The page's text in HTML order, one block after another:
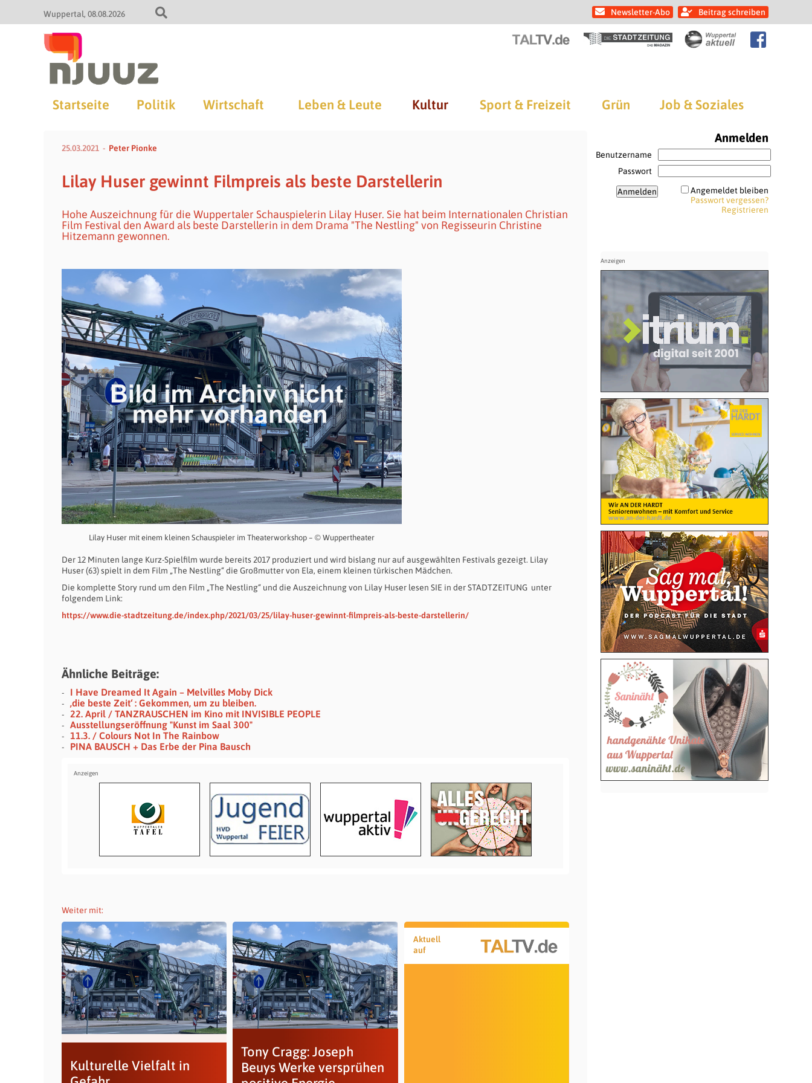
Wuppertal 08.08.2026 Newsletter-Abo Beitrag schreiben
Startseite Politik Wirtschaft Leben & Leute Kultur Sport & Freizeit Grün Job & Soziales
25.03.2021 Peter Pionke
Lilay Huser gewinnt Filmpreis als beste Darstellerin
Hohe Auszeichnung für die Wuppertaler Schauspielerin Lilay Huser. Sie hat beim Internationalen Christian
Film Festival den Award als beste Darstellerin in dem Drama "The Nestling" von Regisseurin Christine
Hitzemann gewonnen.
Lilay Huser mit einem kleinen Schauspieler im Theaterworkshop – © Wuppertheater
Der 12 Minuten lange Kurz-Spielfilm wurde bereits 2017 produziert und wird bislang nur auf ausgewählten Festivals gezeigt. Lilay
Huser (63) spielt in dem Film „The Nestling“ die Großmutter von Ela, einem kleinen türkischen Mädchen.
Die komplette Story rund um den Film „The Nestling“ und die Auszeichnung von Lilay Huser lesen SIE in der STADTZEITUNG unter
folgendem Link:
https://www.die-stadtzeitung.de/index.php/2021/03/25/lilay-huser-gewinnt-filmpreis-als-beste-darstellerin/
Ähnliche Beiträge:
I Have Dreamed It Again – Melvilles Moby Dick
‚die beste Zeit‘ : Gekommen, um zu bleiben.
22. April / TANZRAUSCHEN im Kino mit INVISIBLE PEOPLE
Ausstellungseröffnung "Kunst im Saal 300"
11.3. / Colours Not In The Rainbow
PINA BAUSCH + Das Erbe der Pina Bausch
Weiter mit:
Kulturelle Vielfalt in
Tony Cragg: Joseph
Beuys Werke versprühen
Aktuell
auf
Anmelden
Benutzername
Passwort
Angemeldet bleiben
Passwort vergessen?
Registrieren